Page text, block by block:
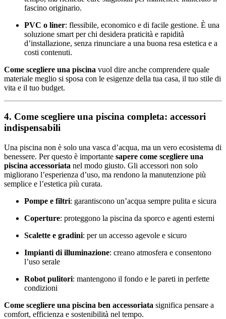
fascino originario.
PVC o liner: flessibile, economico e di facile gestione. È una
soluzione smart per chi desidera praticità e rapidità
d’installazione, senza rinunciare a una buona resa estetica e a
costi contenuti.
Come scegliere una piscina vuol dire anche comprendere quale
materiale meglio si sposa con le esigenze della tua casa, il tuo stile di
vita e il tuo budget.
4. Come scegliere una piscina completa: accessori
indispensabili
Una piscina non è solo una vasca d’acqua, ma un vero ecosistema di
benessere. Per questo è importante sapere come scegliere una
piscina accessoriata nel modo giusto. Gli accessori non solo
migliorano l’esperienza d’uso, ma rendono la manutenzione più
semplice e l’estetica più curata.
Pompe e filtri: garantiscono un’acqua sempre pulita e sicura
Coperture: proteggono la piscina da sporco e agenti esterni
Scalette e gradini: per un accesso agevole e sicuro
Impianti di illuminazione: creano atmosfera e consentono
l’uso serale
Robot pulitori: mantengono il fondo e le pareti in perfette
condizioni
Come scegliere una piscina ben accessoriata significa pensare a
comfort, efficienza e sostenibilità nel tempo.